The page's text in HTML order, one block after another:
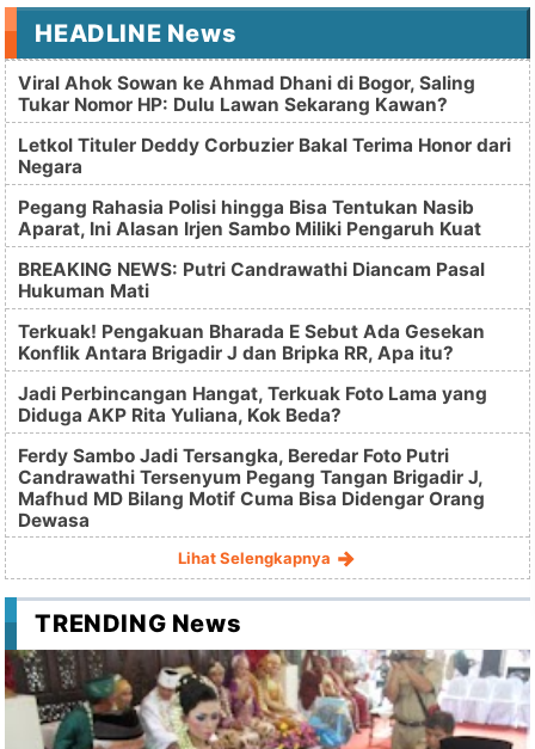
HEADLINE News
Viral Ahok Sowan ke Ahmad Dhani di Bogor, Saling
Tukar Nomor HP: Dulu Lawan Sekarang Kawan?
Letkol Tituler Deddy Corbuzier Bakal Terima Honor dari
Negara
Pegang Rahasia Polisi hingga Bisa Tentukan Nasib
Aparat, Ini Alasan Irjen Sambo Miliki Pengaruh Kuat
BREAKING NEWS: Putri Candrawathi Diancam Pasal
Hukuman Mati
Terkuak! Pengakuan Bharada E Sebut Ada Gesekan
Konflik Antara Brigadir J dan Bripka RR, Apa itu?
Jadi Perbincangan Hangat, Terkuak Foto Lama yang
Diduga AKP Rita Yuliana, Kok Beda?
Ferdy Sambo Jadi Tersangka, Beredar Foto Putri
Candrawathi Tersenyum Pegang Tangan Brigadir J,
Mafhud MD Bilang Motif Cuma Bisa Didengar Orang
Dewasa
Lihat Selengkapnya
TRENDING News